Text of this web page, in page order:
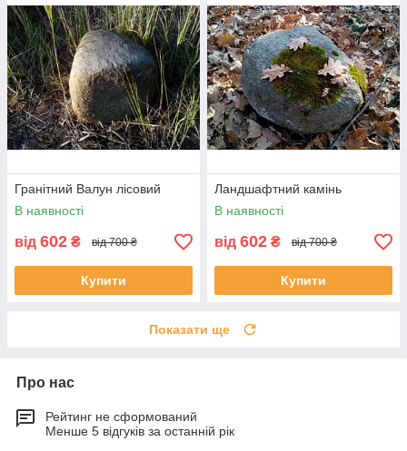
Гранітний Валун лісовий
В наявності
від 602 ₴ від 700 ₴
Купити
Ландшафтний камінь
В наявності
від 602 ₴ від 700 ₴
Купити
Показати ще
Про нас
Рейтинг не сформований
Менше 5 відгуків за останній рік